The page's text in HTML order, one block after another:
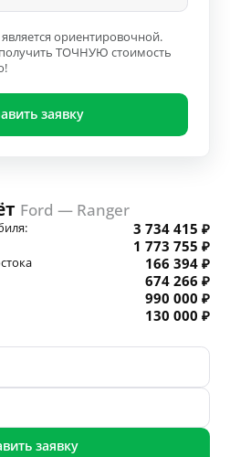
ориентировочной.
получить ТОЧНУЮ стоимость
заявку
Ford — Ranger
3 734 415 ₽
1 773 755 ₽
166 394 ₽
674 266 ₽
990 000 ₽
130 000 ₽
заявку